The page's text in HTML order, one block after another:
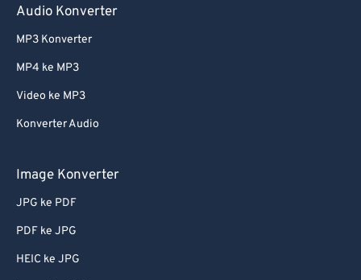
Audio Konverter
MP3 Konverter
MP4 ke MP3
Video ke MP3
Konverter Audio
Image Konverter
JPG ke PDF
PDF ke JPG
HEIC ke JPG